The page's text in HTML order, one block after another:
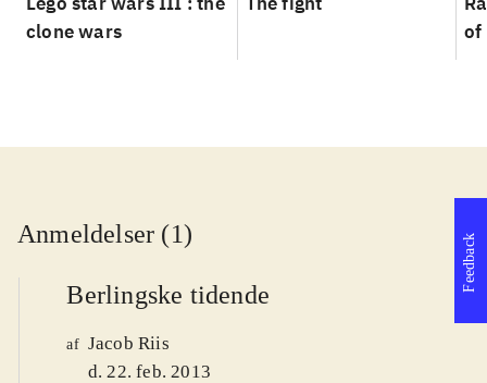
clone wars
of
Anmeldelser (1)
Berlingske tidende
af Jacob Riis
d. 22. feb. 2013
Feedback